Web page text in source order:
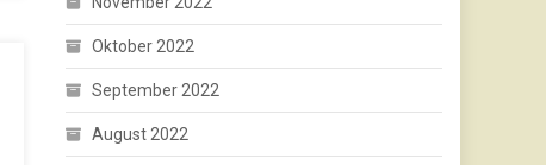
Oktober 2022
September 2022
August 2022